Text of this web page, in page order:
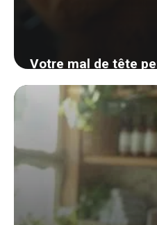
Votre mal de tête
un remède de
savoureux pour en
30 août 2024